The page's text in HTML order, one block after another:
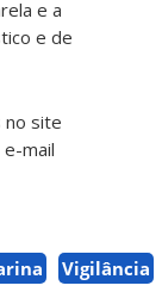
e a
e de
no site
mail
Vigilância